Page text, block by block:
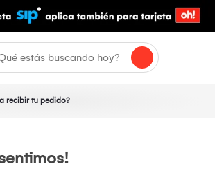
recibir tu pedido?